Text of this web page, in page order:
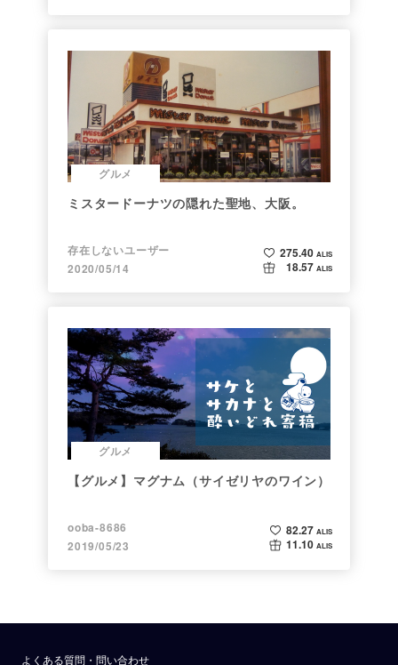
グルメ
ミスタードーナツの隠れた聖地、大阪。
存在しないユーザー
2020/05/14
275.40 ALIS
18.57 ALIS
グルメ
【グルメ】マグナム（サイゼリヤのワイン）
ooba-8686
2019/05/23
82.27 ALIS
11.10 ALIS
よくある質問・問い合わせ